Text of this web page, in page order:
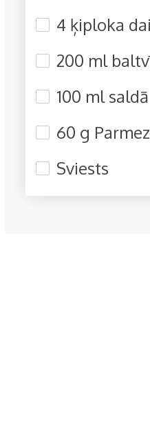
4 ķiploka
200 ml
100 ml
60 g
Sviests